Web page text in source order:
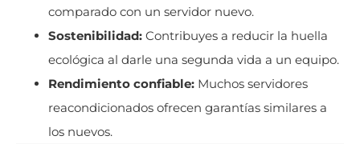
comparado con un servidor nuevo.
Sostenibilidad: Contribuyes a reducir la huella
ecológica al darle una segunda vida a un equipo.
Rendimiento confiable: Muchos servidores
reacondicionados ofrecen garantías similares a
los nuevos.